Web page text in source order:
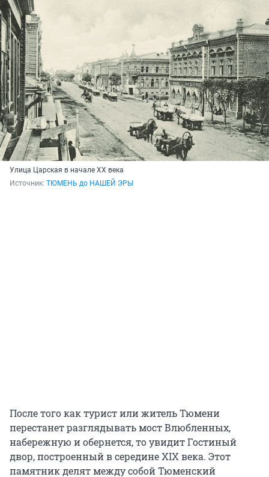
Улица Царская в начале XX века
Источник: ТЮМЕНЬ до НАШЕЙ ЭРЫ
После того как турист или житель Тюмени
перестанет разглядывать мост Влюбленных,
набережную и обернется, то увидит Гостиный
двор, построенный в середине XIX века. Этот
памятник делят между собой Тюменский